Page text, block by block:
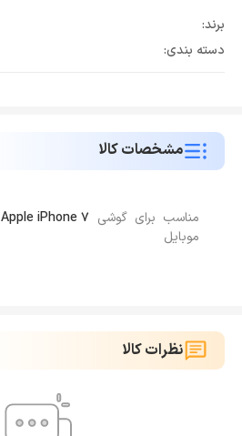
برند:
دسته بندی:
مشخصات کالا
مناسب برای گوشی
موبایل
Apple iPhone 7
نظرات کالا